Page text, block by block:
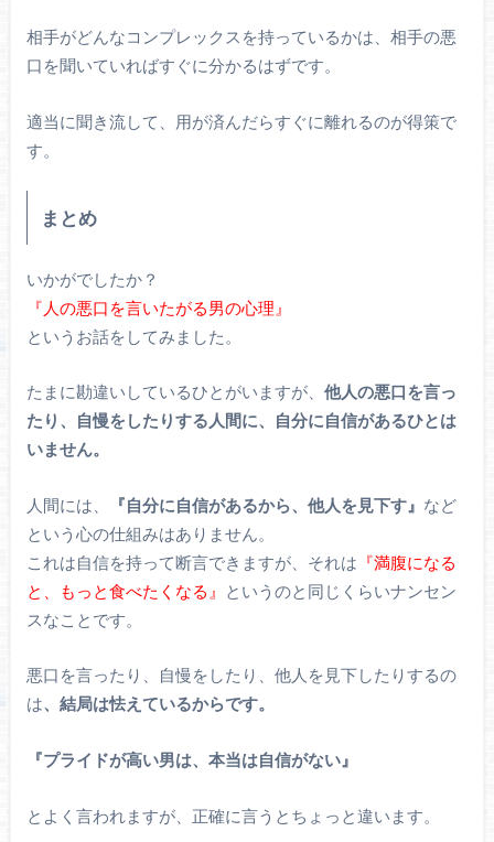
相手がどんなコンプレックスを持っているかは、相手の悪
口を聞いていればすぐに分かるはずです。
適当に聞き流して、用が済んだらすぐに離れるのが得策で
す。
まとめ
いかがでしたか？
『人の悪口を言いたがる男の心理』
というお話をしてみました。
たまに勘違いしているひとがいますが、 他人の悪口を言っ
たり、自慢をしたりする人間に、自分に自信があるひとは
いません。
人間には、 『自分に自信があるから、他人を見下す』 など
という心の仕組みはありません。
これは自信を持って断言できますが、それは 『満腹になる
と、もっと食べたくなる』
というのと同じくらいナンセン
スなことです。
悪口を言ったり、自慢をしたり、他人を見下したりするの
は、結局は怯えているからです。
『プライドが高い男は、本当は自信がない』
とよく言われますが、正確に言うとちょっと違います。